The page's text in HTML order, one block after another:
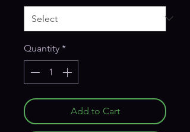
Quantity *
Add to Cart